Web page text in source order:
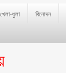
খেলা-ধুলা বিনোদন